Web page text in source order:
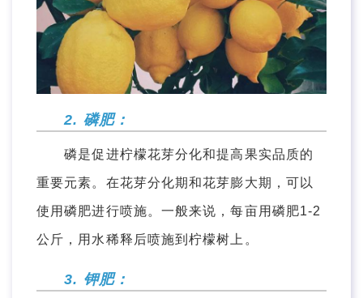
2. 磷肥：
磷是促进柠檬花芽分化和提高果实品质的
重要元素。在花芽分化期和花芽膨大期，可以
使用磷肥进行喷施。一般来说，每亩用磷肥1-2
公斤，用水稀释后喷施到柠檬树上。
3. 钾肥：